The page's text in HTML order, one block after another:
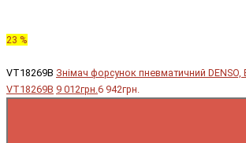
23 %
VT18269B Знімач форсунок пневматичний DENSO,
VT18269B 9 012грн.6 942грн.